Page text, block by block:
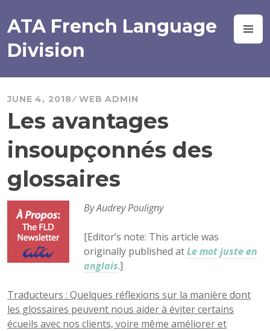
content
ATA French Language
Division
JUNE 4, 2018 WEB ADMIN
Les avantages
insoupçonnés des
glossaires
By Audrey Pouligny
[Editor’s note: This article was
originally published atLe mot juste en
anglais.]
Traducteurs : Quelques réflexions sur la manière dont
les glossaires peuvent nous aider à éviter certains
écueils avec nos clients, voire même améliorer et